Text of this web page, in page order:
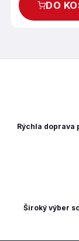
DO
Rýchla doprava
Široký výber